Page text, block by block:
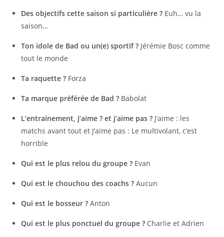
Des objectifs cette saison si particulière ? Euh… vu la
saison…
Ton idole de Bad ou un(e) sportif ? Jérémie Bosc comme
tout le monde
Ta raquette ? Forza
Ta marque préférée de Bad ? Babolat
L’entrainement, j’aime ? et j’aime pas ? J’aime : les
matchs avant tout et J’aime pas : Le multivolant, c’est
horrible
Qui est le plus relou du groupe ? Evan
Qui est le chouchou des coachs ? Aucun
Qui est le bosseur ? Anton
Qui est le plus ponctuel du groupe ? Charlie et Adrien